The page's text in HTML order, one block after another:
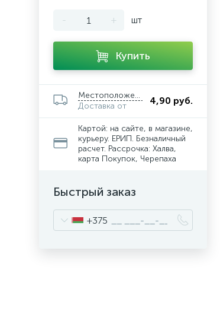
- + шт
Купить
Местоположение
Доставка от
4,90 руб.
Картой: на сайте, в магазине,
курьеру. ЕРИП. Безналичный
расчет. Рассрочка: Халва,
карта Покупок, Черепаха
Быстрый заказ
+375